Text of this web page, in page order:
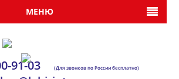
МЕНЮ
91-03 (Для звонков по России бесплатно)